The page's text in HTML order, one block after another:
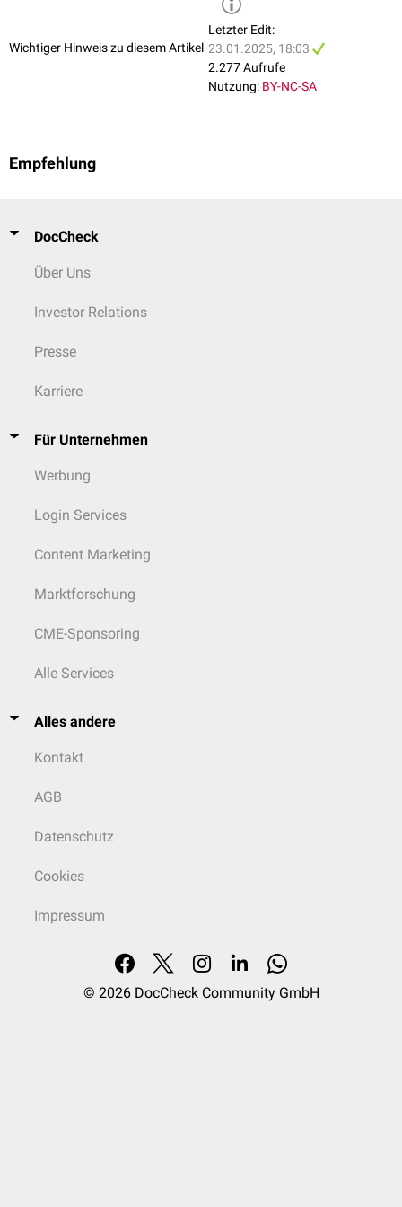
Wichtiger Hinweis zu diesem Artikel
Letzter Edit:
23.01.2025, 18:03
2.277 Aufrufe
Nutzung: BY-NC-SA
Empfehlung
DocCheck
Über Uns
Investor Relations
Presse
Karriere
Für Unternehmen
Werbung
Login Services
Content Marketing
Marktforschung
CME-Sponsoring
Alle Services
Alles andere
Kontakt
AGB
Datenschutz
Cookies
Impressum
© 2026 DocCheck Community GmbH